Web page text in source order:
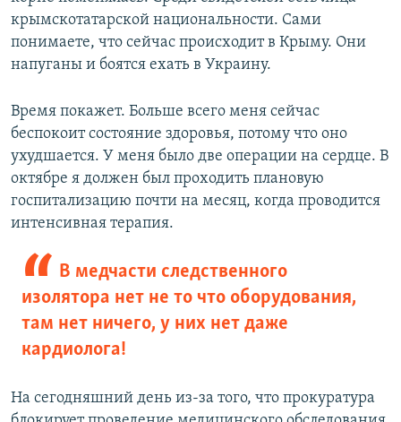
крымскотатарской национальности. Сами
понимаете, что сейчас происходит в Крыму. Они
напуганы и боятся ехать в Украину.
Время покажет. Больше всего меня сейчас
беспокоит состояние здоровья, потому что оно
ухудшается. У меня было две операции на сердце. В
октябре я должен был проходить плановую
госпитализацию почти на месяц, когда проводится
интенсивная терапия.
В медчасти следственного
изолятора нет не то что оборудования,
там нет ничего, у них нет даже
кардиолога!
На сегодняшний день из-за того, что прокуратура